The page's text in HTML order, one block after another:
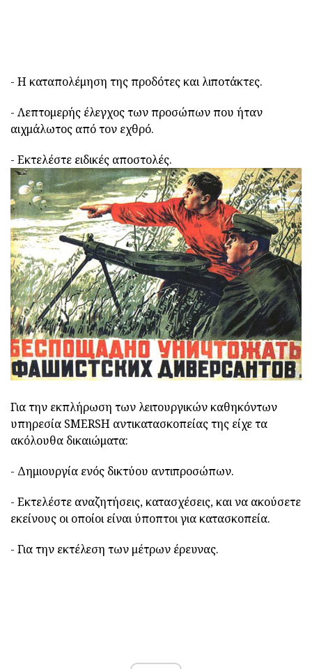
- Η καταπολέμηση της προδότες και λιποτάκτες.
- Λεπτομερής έλεγχος των προσώπων που ήταν
αιχμάλωτος από τον εχθρό.
- Εκτελέστε ειδικές αποστολές.
Για την εκπλήρωση των λειτουργικών καθηκόντων
υπηρεσία SMERSH αντικατασκοπείας της είχε τα
ακόλουθα δικαιώματα:
- Δημιουργία ενός δικτύου αντιπροσώπων.
- Εκτελέστε αναζητήσεις, κατασχέσεις, και να ακούσετε
εκείνους οι οποίοι είναι ύποπτοι για κατασκοπεία.
- Για την εκτέλεση των μέτρων έρευνας.